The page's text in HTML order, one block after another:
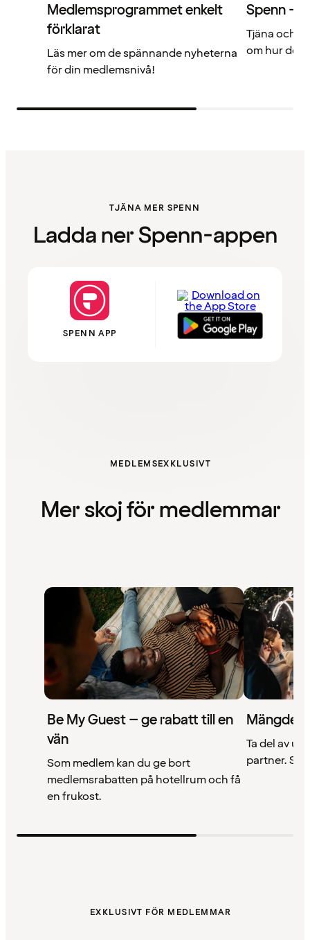
Medlemsprogrammet enkelt
förklarat
Läs mer om de spännande nyheterna
för din medlemsnivå!
Spenn –
Tjäna och
om hur det
TJÄNA MER SPENN
Ladda ner Spenn-appen
SPENN APP
MEDLEMSEXKLUSIVT
Mer skoj för medlemmar
Be My Guest – ge rabatt till en
vän
Som medlem kan du ge bort
medlemsrabatten på hotellrum och få
en frukost.
Mängder
Ta del av
partner. Se
EXKLUSIVT FÖR MEDLEMMAR